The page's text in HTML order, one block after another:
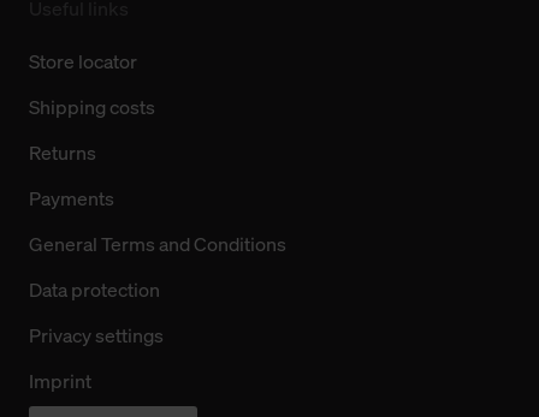
Store locator
Shipping costs
Returns
Payments
General Terms and Conditions
Data protection
Privacy settings
Imprint